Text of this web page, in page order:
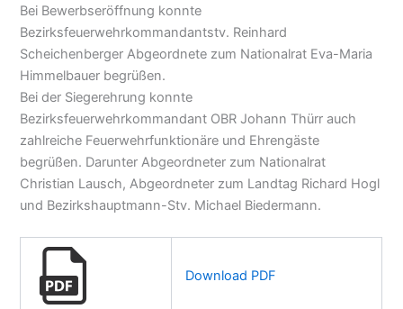
Bei Bewerbseröffnung konnte
Bezirksfeuerwehrkommandantstv. Reinhard
Scheichenberger Abgeordnete zum Nationalrat Eva-Maria
Himmelbauer begrüßen.
Bei der Siegerehrung konnte
Bezirksfeuerwehrkommandant OBR Johann Thürr auch
zahlreiche Feuerwehrfunktionäre und Ehrengäste
begrüßen. Darunter Abgeordneter zum Nationalrat
Christian Lausch, Abgeordneter zum Landtag Richard Hogl
und Bezirkshauptmann-Stv. Michael Biedermann.
Download PDF